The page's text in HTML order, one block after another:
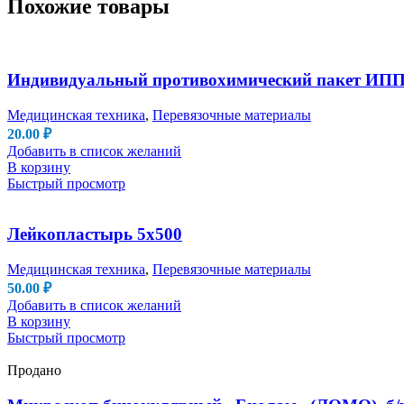
Похожие товары
Индивидуальный противохимический пакет
Медицинская техника, Перевязочные материалы
20.00 ₽
Добавить в список желаний
В корзину
Быстрый просмотр
Лейкопластырь 5х500
Медицинская техника, Перевязочные материалы
50.00 ₽
Добавить в список желаний
В корзину
Быстрый просмотр
Продано